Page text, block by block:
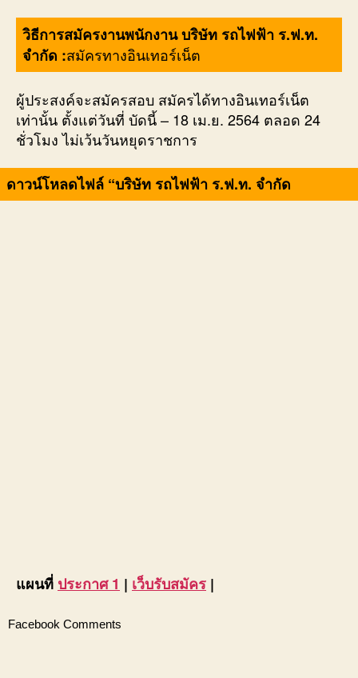
วิธีการสมัครงานพนักงาน บริษัท รถไฟฟ้า ร.ฟ.ท.
จำกัด :สมัครทางอินเทอร์เน็ต
ผู้ประสงค์จะสมัครสอบ สมัครได้ทางอินเทอร์เน็ต
เท่านั้น ตั้งแต่วันที่ บัดนี้ – 18 เม.ย. 2564 ตลอด 24
ชั่วโมง ไม่เว้นวันหยุดราชการ
ดาวน์โหลดไฟล์ “บริษัท รถไฟฟ้า ร.ฟ.ท. จำกัด
แผนที่ ประกาศ 1 | เว็บรับสมัคร |
Facebook Comments